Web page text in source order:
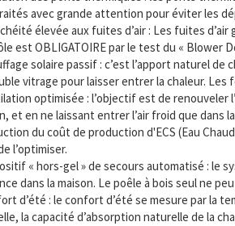
avec grande attention pour éviter les
élevée aux fuites d’air : Les fuites
est OBLIGATOIRE par le test du « Blower
solaire passif : c’est l’apport naturel
vitrage pour laisser entrer la chaleur.
optimisée : l’objectif est de renouveler
et en ne laissant entrer l’air froid que dans
du coût de production d'ECS (Eau
l’optimiser.
« hors-gel » de secours automatisé : le
dans la maison. Le poêle à bois seul ne
d’été : le confort d’été se mesure par la
la capacité d’absorption naturelle de la